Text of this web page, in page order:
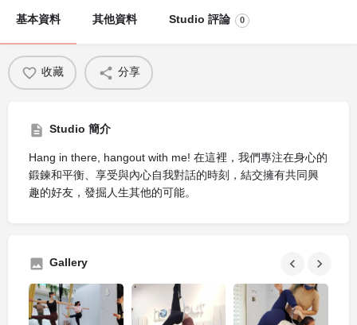
基本資料 其他資料 Studio 評論 0
收藏 分享
Studio 簡介
Hang in there, hangout with me! 在這裡，我們專注在身心的
鍛鍊和平衡、享受與內心自我對話的時刻，結交擁有共同興
趣的好友，發掘人生其他的可能。
Gallery